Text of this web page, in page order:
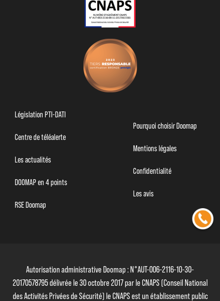
Législation PTI-DATI
Centre de téléalerte
Les actualités
DOOMAP en 4 points
RSE Doomap
Pourquoi choisir Doomap
Mentions légales
Confidentialité
Les avis
Autorisation administrative Doomap : N°AUT-006-2116-10-30-
20170578795 délivrée le 30 octobre 2017 par le CNAPS (Conseil National
des Activités Privées de Sécurité) le CNAPS est un établissement public